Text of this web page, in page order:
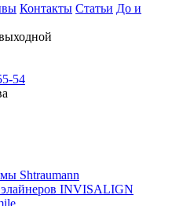
Контакты Статьи До и
54
Shtraumann
элайнеров INVISALIGN